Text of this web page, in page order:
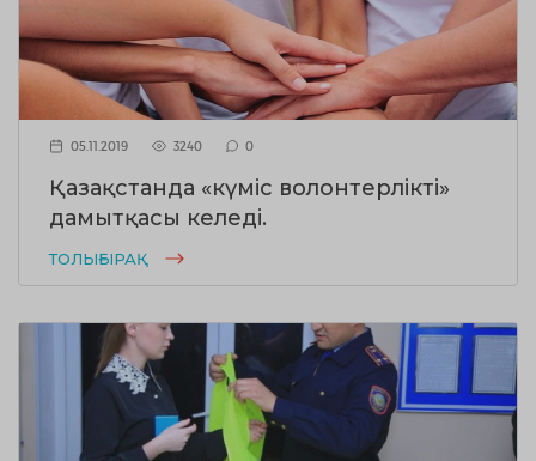
05.11.2019 3240 0
Қазақстанда «күміс волонтерлікті»
дамытқасы келеді.
ТОЛЫҒЫРАҚ